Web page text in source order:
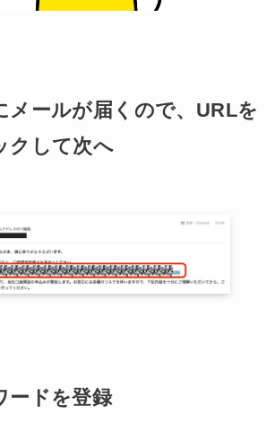
メールが届くので、URLを
クして次へ
ードを登録